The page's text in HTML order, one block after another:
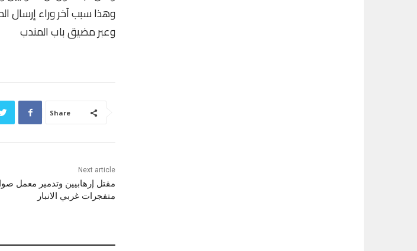
وهذا سبب آخر وراء إرسال
وعبر مضيق باب المندب
Share
Next article
مقتل إرهابيين وتدمير معمل
متفجرات غربي الانبار